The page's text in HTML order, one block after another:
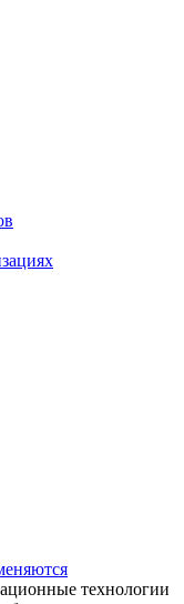
технологии